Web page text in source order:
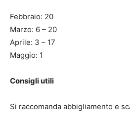
Febbraio: 20
Marzo: 6 – 20
Aprile: 3 – 17
Maggio: 1
Consigli utili
Si raccomanda abbigliamento e